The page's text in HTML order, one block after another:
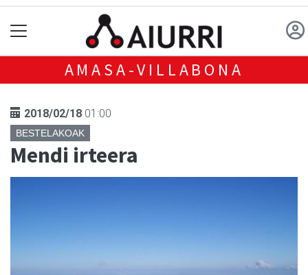
AMASA-VILLABONA
2018/02/18 01:00
BESTELAKOAK
Mendi irteera